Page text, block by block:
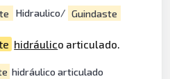
Hidraulico/ Guindaste
hidráulico articulado.
hidráulico articulado